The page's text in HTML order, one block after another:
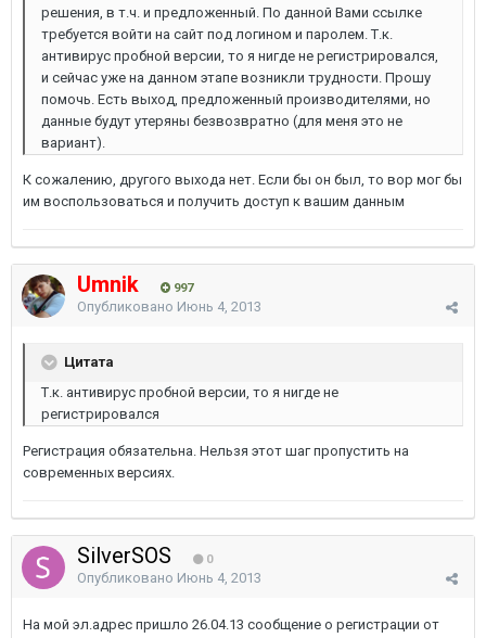
решения, в т.ч. и предложенный. По данной Вами ссылке
требуется войти на сайт под логином и паролем. Т.к.
антивирус пробной версии, то я нигде не регистрировался,
и сейчас уже на данном этапе возникли трудности. Прошу
помочь. Есть выход, предложенный производителями, но
данные будут утеряны безвозвратно (для меня это не
вариант).
К сожалению, другого выхода нет. Если бы он был, то вор мог бы
им воспользоваться и получить доступ к вашим данным
Umnik 997
Опубликовано Июнь 4, 2013
Цитата
Т.к. антивирус пробной версии, то я нигде не
регистрировался
Регистрация обязательна. Нельзя этот шаг пропустить на
современных версиях.
SilverSOS 0
Опубликовано Июнь 4, 2013
На мой эл.адрес пришло 26.04.13 сообщение о регистрации от